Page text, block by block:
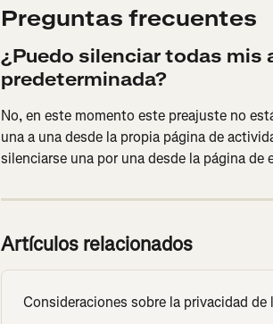
Preguntas frecuentes
¿Puedo silenciar todas mis
predeterminada?
No, en este momento este preajuste no
una a una desde la propia página de
silenciarse una por una desde la página
Artículos relacionados
Consideraciones sobre la privacidad de